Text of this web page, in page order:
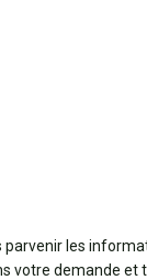
parvenir les
votre demande et